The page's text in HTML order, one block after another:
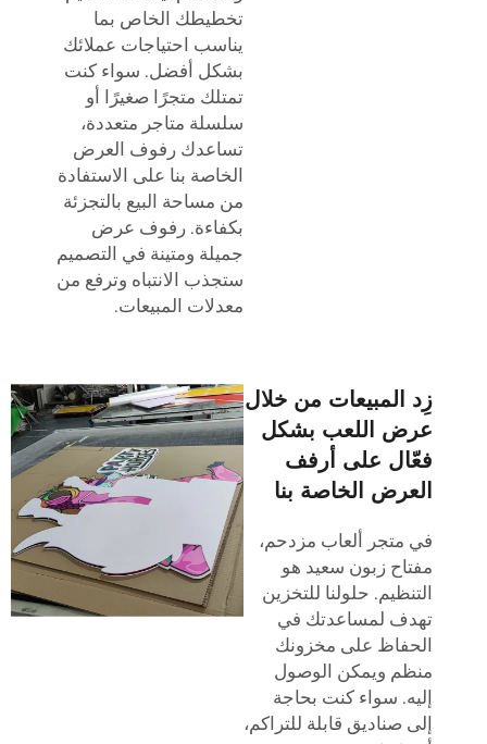
تخطيطك الخاص بما
يناسب احتياجات عملائك
بشكل أفضل. سواء كنت
تمتلك متجرًا صغيرًا أو
سلسلة متاجر متعددة،
تساعدك رفوف العرض
الخاصة بنا على الاستفادة
من مساحة البيع بالتجزئة
بكفاءة. رفوف عرض
جميلة ومتينة في التصميم
ستجذب الانتباه وترفع من
معدلات المبيعات.
زِد المبيعات من خلال
عرض اللعب بشكل
فعّال على أرفف
العرض الخاصة بنا
في متجر ألعاب مزدحم،
مفتاح زبون سعيد هو
التنظيم. حلولنا للتخزين
تهدف لمساعدتك في
الحفاظ على مخزونك
منظم ويمكن الوصول
إليه. سواء كنت بحاجة
إلى صناديق قابلة للتراكم،